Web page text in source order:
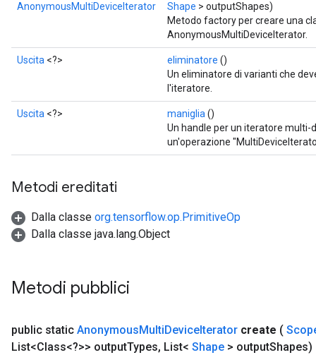
AnonymousMultiDeviceIterator
Shape > outputShapes)
Metodo factory per creare una
AnonymousMultiDeviceIterator.
Uscita <?> eliminatore ()
Un eliminatore di varianti che
l'iteratore.
Uscita <?> maniglia ()
Un handle per un iteratore multi-
un'operazione
Metodi ereditati
Dalla classe org.tensorflow.op.PrimitiveOp
Dalla classe java.lang.Object
Metodi pubblici
public static AnonymousMultiDeviceIterator create (
List<Class<?>> outputTypes, List< Shape > outputShapes)